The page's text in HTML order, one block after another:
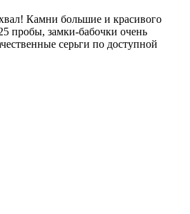
Камни большие и красивого
пробы, замки-бабочки очень
серьги по доступной